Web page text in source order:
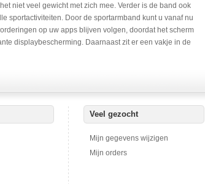
niet veel gewicht met zich mee. Verder is de band ook
sportactiviteiten. Door de sportarmband kunt u vanaf nu
op uw apps blijven volgen, doordat het scherm
displaybescherming. Daarnaast zit er een vakje in de
Veel gezocht
Mijn gegevens wijzigen
Mijn orders